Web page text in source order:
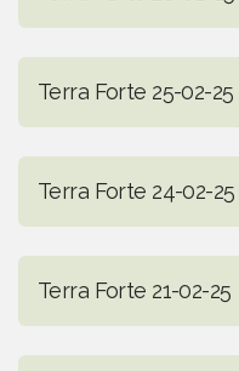
Terra Forte 25-02-25
Terra Forte 24-02-25
Terra Forte 21-02-25